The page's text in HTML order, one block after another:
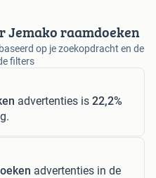
Jemako raamdoeken
op je zoekopdracht en de
filters
advertenties is 22,2%
advertenties in de